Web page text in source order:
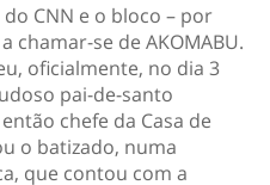
CNN e o bloco – por
chamar-se de AKOMABU.
oficialmente, no dia 3
pai-de-santo
chefe da Casa de
o batizado, numa
que contou com a